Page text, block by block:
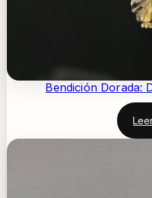
Bendición Dorada: